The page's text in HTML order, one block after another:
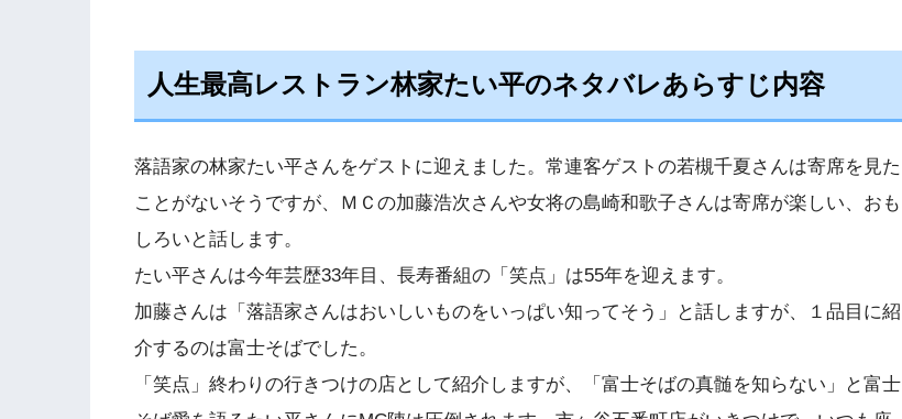
人生最高レストラン林家たい平のネタバレあらすじ内容
落語家の林家たい平さんをゲストに迎えました。常連客ゲストの若槻千夏さんは寄席を見た
ことがないそうですが、ＭＣの加藤浩次さんや女将の島崎和歌子さんは寄席が楽しい、おも
しろいと話します。
たい平さんは今年芸歴33年目、長寿番組の「笑点」は55年を迎えます。
加藤さんは「落語家さんはおいしいものをいっぱい知ってそう」と話しますが、１品目に紹
介するのは富士そばでした。
「笑点」終わりの行きつけの店として紹介しますが、「富士そばの真髄を知らない」と富士